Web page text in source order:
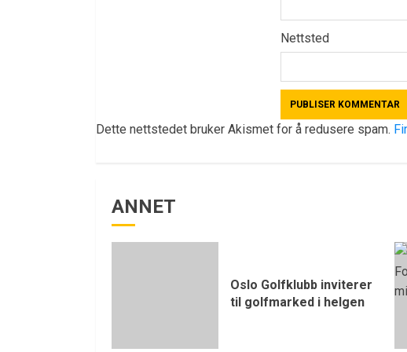
Nettsted
Dette nettstedet bruker Akismet for å redusere spam.
ANNET
Oslo Golfklubb inviterer
til golfmarked i helgen